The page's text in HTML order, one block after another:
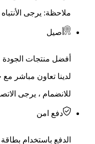
ملاحظة: يرجى
أصيل
أفضل منتجات الجودة
لدينا تعاون مباشر مع
للانضمام ، يرجى
دفع امن
الدفع باستخدام بطاقة